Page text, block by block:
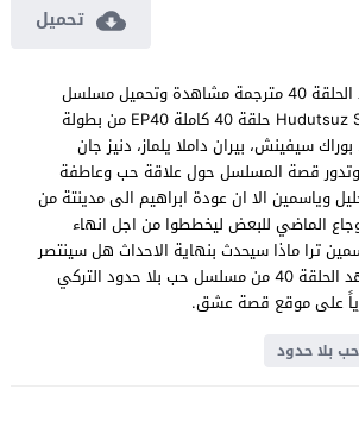
تحميل
مسلسل حب بلا حدود الحلقة 40 مترجمة مشاهدة وتحميل مسلسل
“حب بلا حدود” Hudutsuz Sevda حلقة 40 كاملة EP40 من بطولة
سيفينش، بيران داملا يلماز، دنیز جان
وتدور قصة المسلسل حول علاقة حب وعاطفة
وياسمين الا ان عودة ابراهيم الى مدينتة من
الماضي للبعض ليخططوا من اجل انهاء
ترا ماذا سيحدث بنهاية الاحداث هل سينتصر
الحب ام الانتقام، شاهد الحلقة 40 من مسلسل حب بلا حدود التركي
على موقع قصة عشق.
بلا حدود